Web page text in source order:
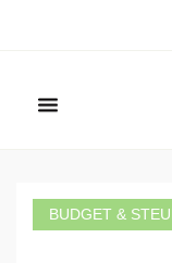
BUDGET &